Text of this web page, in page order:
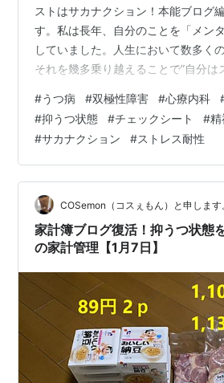
ストはサカナクション！本能ブログ
す。私は長年、自分のことを「メン
していました。人生において数多く
それを幾多乗り越えることで”自分は
分自身がうつ病になるなんて』想像
た。数年前の話にはなりますが、自
としてお届けできたらと思っていま
ったきっかけ 経営者として経営して
に起因する経営不振やスタッフのマ
サービスのトラ…
#うつ病 #双極性障害 #心療内科
#抑うつ状態 #チェックシート #
#サカナクション #ストレス耐性
COSemon（コスぇもん）と申します
家計簿ブログ復活！抑うつ状態
の家計管理【1月7日】